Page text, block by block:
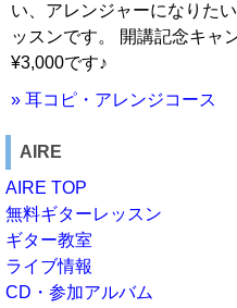
い、アレンジャーになりた
ッスンです。 開講記念キャ
¥3,000です♪
» 耳コピ・アレンジコース
AIRE
AIRE TOP
無料ギターレッスン
ギター教室
ライブ情報
CD・参加アルバム